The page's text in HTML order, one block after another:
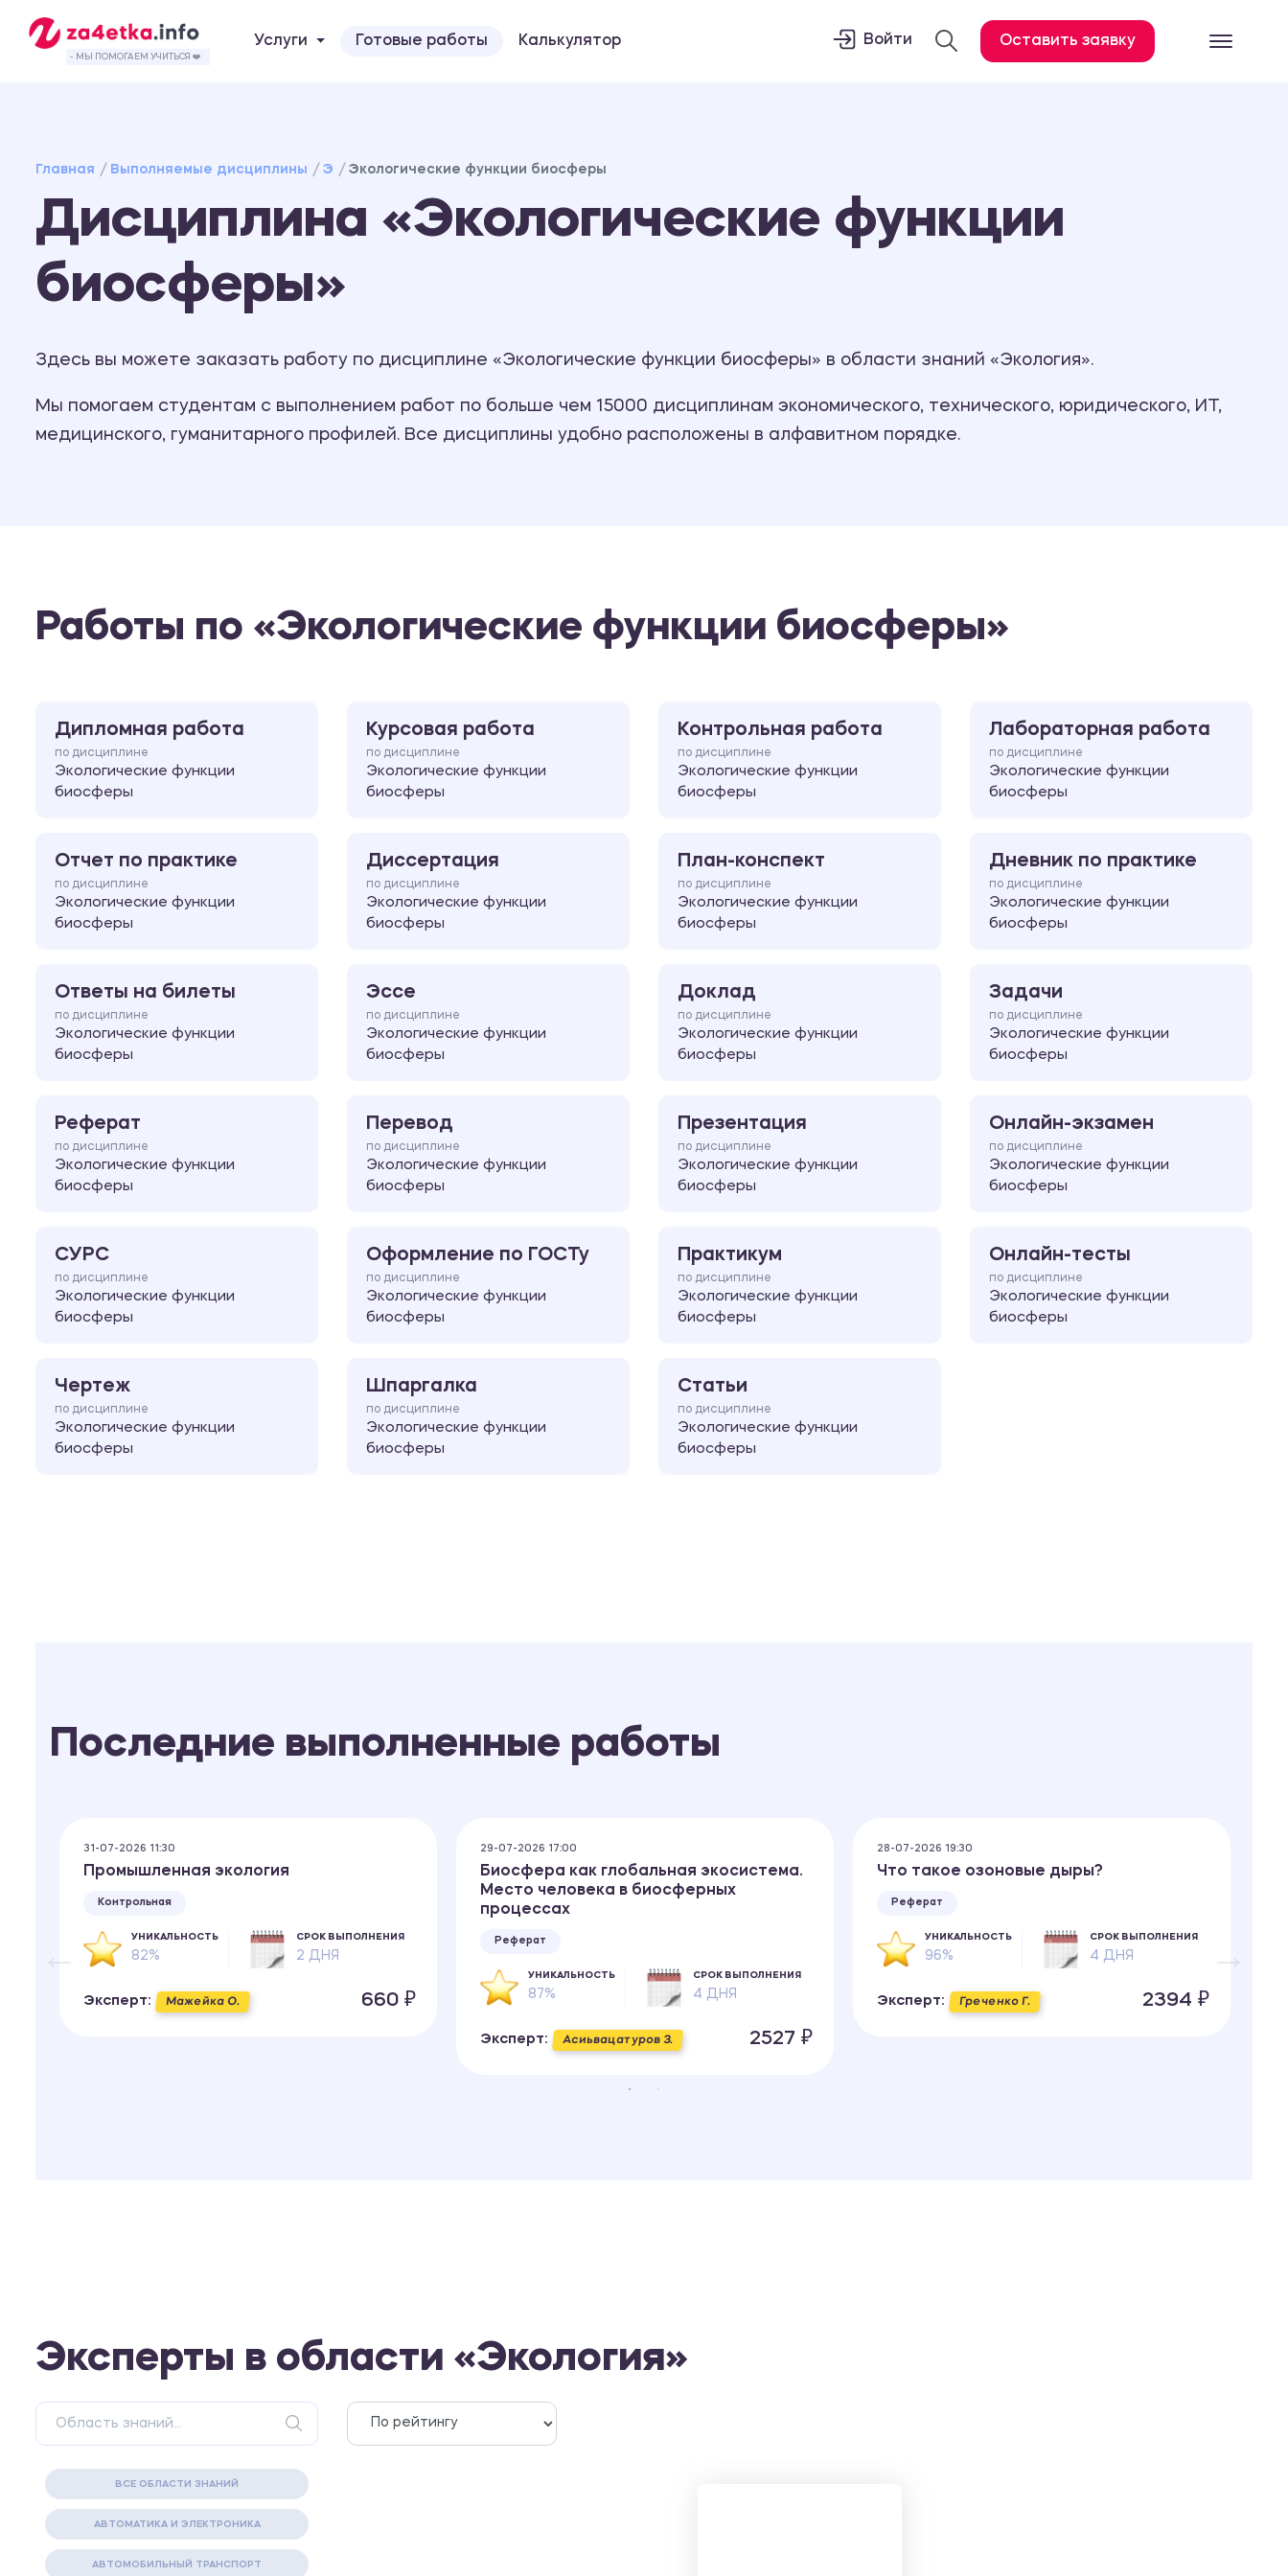
Курсовая работа
Дневник по практике
- МЫ ПОМОГАЕМ УЧИТЬСЯ ❤️
Услуги Готовые работы Калькулятор Войти Оставить заявку
Главная Выполняемые дисциплины Э Экологические функции биосферы
Дисциплина «Экологические функции
биосферы»
Здесь вы можете заказать работу по дисциплине «Экологические функции биосферы» в области знаний «Экология».
Мы помогаем студентам с выполнением работ по больше чем 15000 дисциплинам экономического, технического, юридического, ИТ,
медицинского, гуманитарного профилей. Все дисциплины удобно расположены в алфавитном порядке.
Работы по «Экологические функции биосферы»
Дипломная работа
по дисциплине
Экологические функции
биосферы
Курсовая работа
по дисциплине
Экологические функции
биосферы
Контрольная работа
по дисциплине
Экологические функции
биосферы
Лабораторная работа
по дисциплине
Экологические функции
биосферы
Отчет по практике
по дисциплине
Экологические функции
биосферы
Диссертация
по дисциплине
Экологические функции
биосферы
План-конспект
по дисциплине
Экологические функции
биосферы
Дневник по практике
по дисциплине
Экологические функции
биосферы
Ответы на билеты
по дисциплине
Экологические функции
биосферы
Эссе
по дисциплине
Экологические функции
биосферы
Доклад
по дисциплине
Экологические функции
биосферы
Задачи
по дисциплине
Экологические функции
биосферы
Реферат
по дисциплине
Экологические функции
биосферы
Перевод
по дисциплине
Экологические функции
биосферы
Презентация
по дисциплине
Экологические функции
биосферы
Онлайн-экзамен
по дисциплине
Экологические функции
биосферы
СУРС
по дисциплине
Экологические функции
биосферы
Оформление по ГОСТу
по дисциплине
Экологические функции
биосферы
Практикум
по дисциплине
Экологические функции
биосферы
Онлайн-тесты
по дисциплине
Экологические функции
биосферы
Чертеж
по дисциплине
Экологические функции
биосферы
Шпаргалка
по дисциплине
Экологические функции
биосферы
Статьи
по дисциплине
Экологические функции
биосферы
Последние выполненные работы
31-07-2026 11:30
Промышленная экология
Контрольная
УНИКАЛЬНОСТЬ
82%
СРОК ВЫПОЛНЕНИЯ
2 ДНЯ
Эксперт: Мажейка О. 660 ₽
29-07-2026 17:00
Биосфера как глобальная экосистема.
Место человека в биосферных
процессах
Реферат
УНИКАЛЬНОСТЬ
87%
СРОК ВЫПОЛНЕНИЯ
4 ДНЯ
Эксперт: Асиьвацатуров З. 2527 ₽
28-07-2026 19:30
Что такое озоновые дыры?
Реферат
УНИКАЛЬНОСТЬ
96%
СРОК ВЫПОЛНЕНИЯ
4 ДНЯ
Эксперт: Греченко Г. 2394 ₽
Эксперты в области «Экология»
ВСЕ ОБЛАСТИ ЗНАНИЙ
АВТОМАТИКА И ЭЛЕКТРОНИКА
АВТОМОБИЛЬНЫЙ ТРАНСПОРТ